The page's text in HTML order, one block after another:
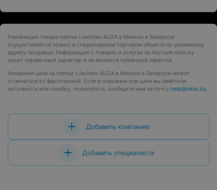
Реализация товара платье «Jacline» ALIZA в Минске и Беларуси
осуществляется только в стационарном торговом объекте по указанному
адресу продавца. Информация о товарах и услугах на портале relax.by
носит справочный характер и не является публичной офертой.
Указанная цена на платье «Jacline» ALIZA в Минске и Беларуси может
отличаться от фактической. Если в описании или цене вы заметили
неточность или ошибку, пожалуйста, сообщите нам на почту help@relax.by.
Добавить компанию
Добавить специалиста